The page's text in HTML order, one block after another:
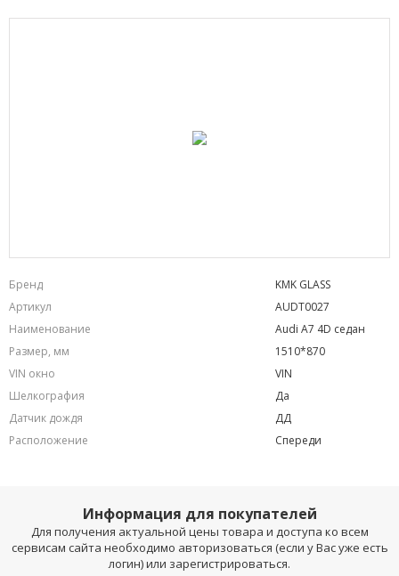
Бренд
KMK GLASS
Артикул
AUDT0027
Наименование
Audi A7 4D седан
Размер, мм
1510*870
VIN окно
VIN
Шелкография
Да
Датчик дождя
ДД
Расположение
Спереди
Информация для покупателей
Для получения актуальной цены товара и доступа ко всем
сервисам сайта необходимо авторизоваться (если у Вас уже есть
логин) или зарегистрироваться.